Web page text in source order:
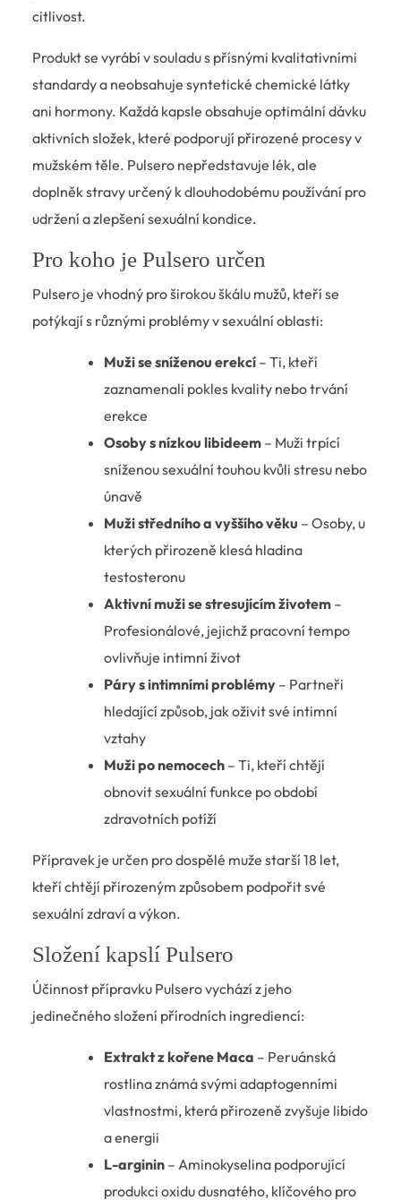
citlivost.
Produkt se vyrábí v souladu s přísnými kvalitativními
standardy a neobsahuje syntetické chemické látky
ani hormony. Každá kapsle obsahuje optimální dávku
aktivních složek, které podporují přirozené procesy v
mužském těle. Pulsero nepředstavuje lék, ale
doplněk stravy určený k dlouhodobému používání pro
udržení a zlepšení sexuální kondice.
Pro koho je Pulsero určen
Pulsero je vhodný pro širokou škálu mužů, kteří se
potýkají s různými problémy v sexuální oblasti:
Muži se sníženou erekcí – Ti, kteří
zaznamenali pokles kvality nebo trvání
erekce
Osoby s nízkou libideem – Muži trpící
sníženou sexuální touhou kvůli stresu nebo
únavě
Muži středního a vyššího věku – Osoby, u
kterých přirozeně klesá hladina
testosteronu
Aktivní muži se stresujícím životem –
Profesionálové, jejichž pracovní tempo
ovlivňuje intimní život
Páry s intimními problémy – Partneři
hledající způsob, jak oživit své intimní
vztahy
Muži po nemocech – Ti, kteří chtějí
obnovit sexuální funkce po období
zdravotních potíží
Přípravek je určen pro dospělé muže starší 18 let,
kteří chtějí přirozeným způsobem podpořit své
sexuální zdraví a výkon.
Složení kapslí Pulsero
Účinnost přípravku Pulsero vychází z jeho
jedinečného složení přírodních ingrediencí:
Extrakt z kořene Maca – Peruánská
rostlina známá svými adaptogenními
vlastnostmi, která přirozeně zvyšuje libido
a energii
L-arginin – Aminokyselina podporující
produkci oxidu dusnatého, klíčového pro